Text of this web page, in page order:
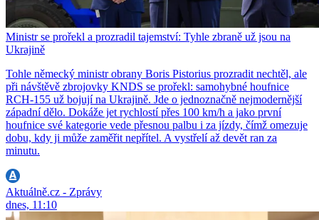
Ministr se prořekl a prozradil tajemství: Tyhle zbraně už jsou na
Ukrajině
Tohle německý ministr obrany Boris Pistorius prozradit nechtěl, ale
při návštěvě zbrojovky KNDS se prořekl: samohybné houfnice
RCH-155 už bojují na Ukrajině. Jde o jednoznačně nejmodernější
západní dělo. Dokáže jet rychlostí přes 100 km/h a jako první
houfnice své kategorie vede přesnou palbu i za jízdy, čímž omezuje
dobu, kdy ji může zaměřit nepřítel. A vystřelí až devět ran za
minutu.
Aktuálně.cz - Zprávy
dnes, 11:10